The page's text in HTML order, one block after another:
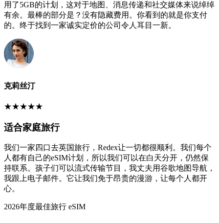
用了5GB的计划，这对于地图、消息传递和社交媒体来说绰绰
有余。最棒的部分是？没有隐藏费用。你看到的就是你支付
的。终于找到一家诚实定价的公司令人耳目一新。
克莉丝汀
★★★★★
适合家庭旅行
我们一家四口去英国旅行，Redex让一切都很顺利。我们每个
人都有自己的eSIM计划，所以我们可以在白天分开，仍然保
持联系。孩子们可以流式传输节目，我丈夫用谷歌地图导航，
我跟上电子邮件。它让我们免于昂贵的漫游，让每个人都开
心。
2026年度最佳旅行 eSIM